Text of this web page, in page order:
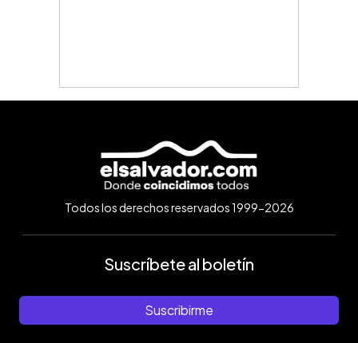
Todos los derechos reservados 1999-2026
Suscríbete al boletín
Suscribirme